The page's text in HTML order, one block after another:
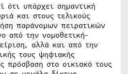
ότι υπάρχει σημαντική
και στους τελικούς
παράνομων πειρατικών
από την νομοθετική-
αλλά και από την
τους ψηφιακής
πρόσβαση στο οικιακό τους